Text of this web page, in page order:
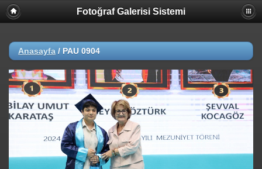
Fotoğraf Galerisi Sistemi
Anasayfa / PAU 0904